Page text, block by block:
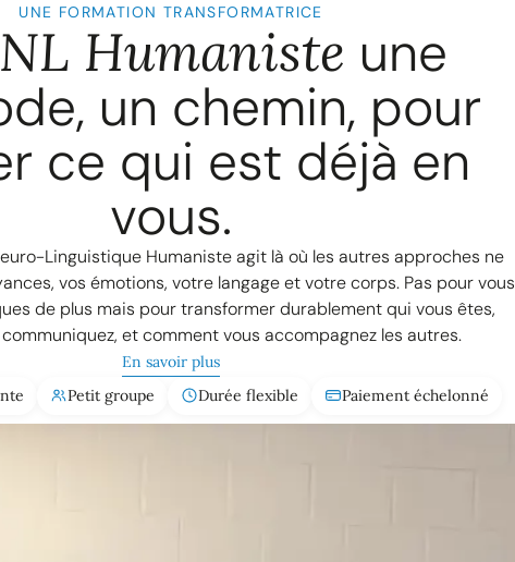
UNE FORMATION TRANSFORMATRICE
Humaniste une
un chemin, pour
ce qui est déjà en
vous.
Linguistique Humaniste agit là où les autres approches ne
vos émotions, votre langage et votre corps. Pas pour vous
de plus mais pour transformer durablement qui vous êtes,
et comment vous accompagnez les autres.
En savoir plus
Petit groupe Durée flexible Paiement échelonné